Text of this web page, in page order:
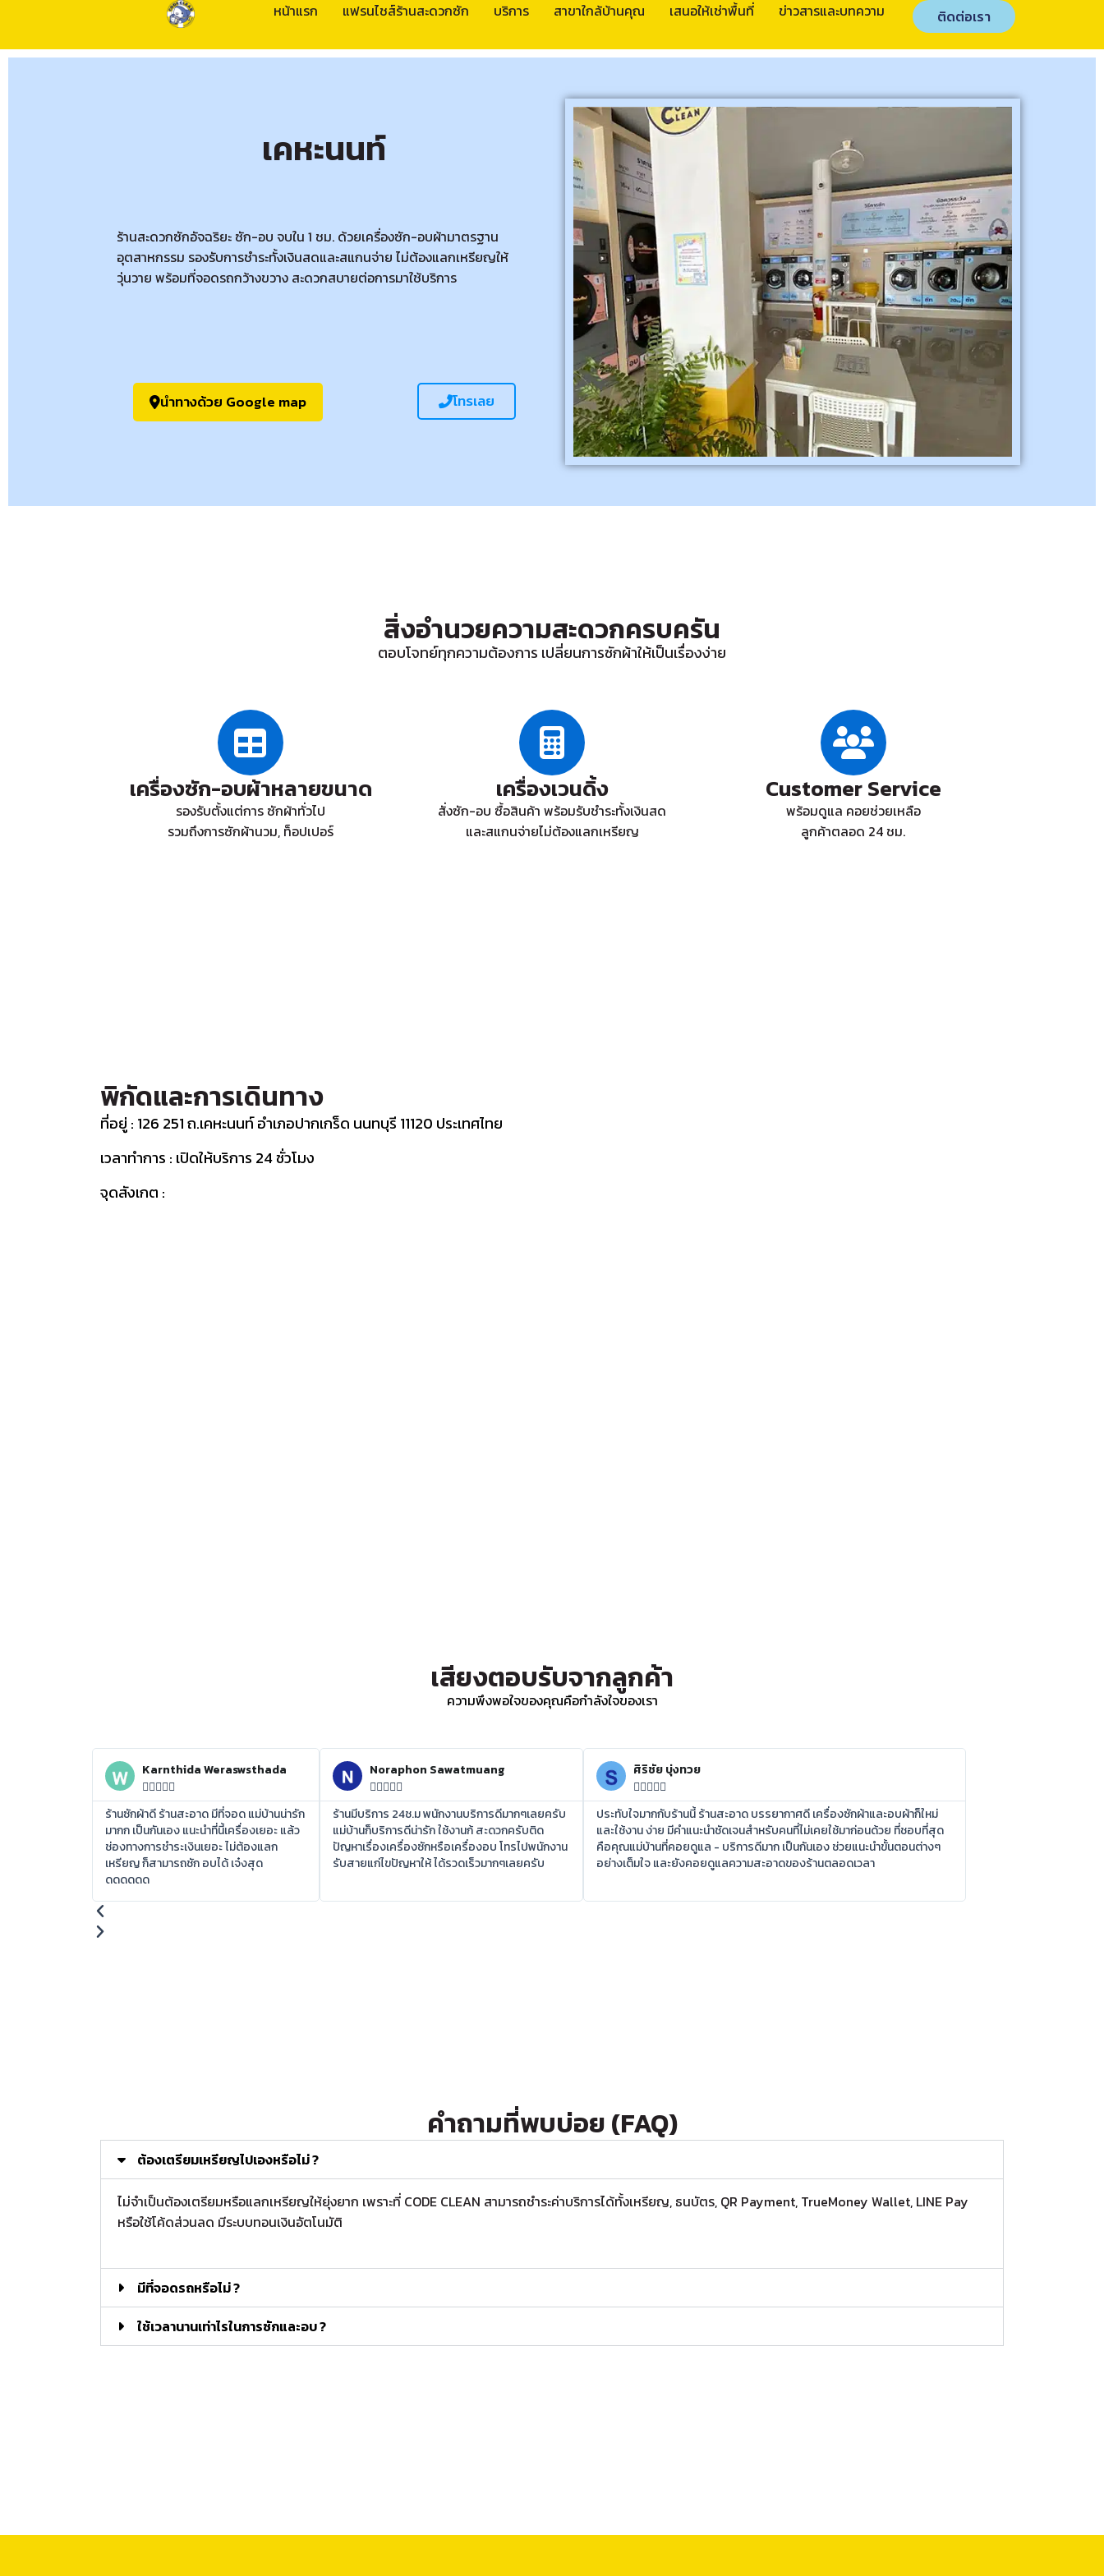
หน้าแรก แฟรนไชส์ร้านสะดวกซัก บริการ สาขาใกล้บ้านคุณ เสนอให้เช่าพื้นที่ ข่าวสารและบทความ ติดต่อเรา
เคหะนนท์
ร้านสะดวกซักอัจฉริยะ ซัก-อบ จบใน 1 ชม. ด้วยเครื่องซัก-อบผ้ามาตรฐาน
อุตสาหกรรม รองรับการชำระทั้งเงินสดและสแกนจ่าย ไม่ต้องแลกเหรียญให้
วุ่นวาย พร้อมที่จอดรถกว้างขวาง สะดวกสบายต่อการมาใช้บริการ
นำทางด้วย Google map โทรเลย
สิ่งอำนวยความสะดวกครบครัน
ตอบโจทย์ทุกความต้องการ เปลี่ยนการซักผ้าให้เป็นเรื่องง่าย
เครื่องซัก-อบผ้าหลายขนาด
รองรับตั้งแต่การ ซักผ้าทั่วไป
รวมถึงการซักผ้านวม, ท็อปเปอร์
เครื่องเวนดิ้ง
สั่งซัก-อบ ซื้อสินค้า พร้อมรับชำระทั้งเงินสด
และสแกนจ่ายไม่ต้องแลกเหรียญ
Customer Service
พร้อมดูแล คอยช่วยเหลือ
ลูกค้าตลอด 24 ชม.
พิกัดและการเดินทาง
ที่อยู่ : 126 251 ถ.เคหะนนท์ อำเภอปากเกร็ด นนทบุรี 11120 ประเทศไทย
เวลาทำการ : เปิดให้บริการ 24 ชั่วโมง
จุดสังเกต :
เสียงตอบรับจากลูกค้า
ความพึงพอใจของคุณคือกำลังใจของเรา
Karnthida Weraswsthada

ร้านซักผ้าดี ร้านสะอาด มีที่จอด แม่บ้านน่ารัก
มากก เป็นกันเอง แนะนำที่นี้เครื่องเยอะ แล้ว
ช่องทางการชำระเงินเยอะ ไม่ต้องแลก
เหรียญ ก็สามารถชัก อบได้ เจ๋งสุด
ดดดดดด
Noraphon Sawatmuang

ร้านมีบริการ 24ช.ม พนักงานบริการดีมากๆเลยครับ
แม่บ้านก็บริการดีน่ารัก ใช้งานก้ สะดวกครับติด
ปัญหาเรื่องเครื่องซักหรือเครื่องอบ โทรไปพนักงาน
รับสายแก่ไขปัญหาให้ ได้รวดเร็วมากๆเลยครับ
ศิริชัย บุ่งทวย

ประทับใจมากกับร้านนี้ ร้านสะอาด บรรยากาศดี เครื่องซักผ้าและอบผ้าก็ใหม่
และใช้งาน ง่าย มีคำแนะนำชัดเจนสำหรับคนที่ไม่เคยใช้มาก่อนด้วย ที่ชอบที่สุด
คือคุณแม่บ้านที่คอยดูแล - บริการดีมาก เป็นกันเอง ช่วยแนะนำขั้นตอนต่างๆ
อย่างเต็มใจ และยังคอยดูแลความสะอาดของร้านตลอดเวลา
คำถามที่พบบ่อย (FAQ)
ต้องเตรียมเหรียญไปเองหรือไม่ ?
ไม่จำเป็นต้องเตรียมหรือแลกเหรียญให้ยุ่งยาก เพราะที่ CODE CLEAN สามารถชำระค่าบริการได้ทั้งเหรียญ, ธนบัตร, QR Payment, TrueMoney Wallet, LINE Pay
หรือใช้โค้ดส่วนลด มีระบบทอนเงินอัตโนมัติ
มีที่จอดรถหรือไม่ ?
ใช้เวลานานเท่าไรในการซักและอบ ?